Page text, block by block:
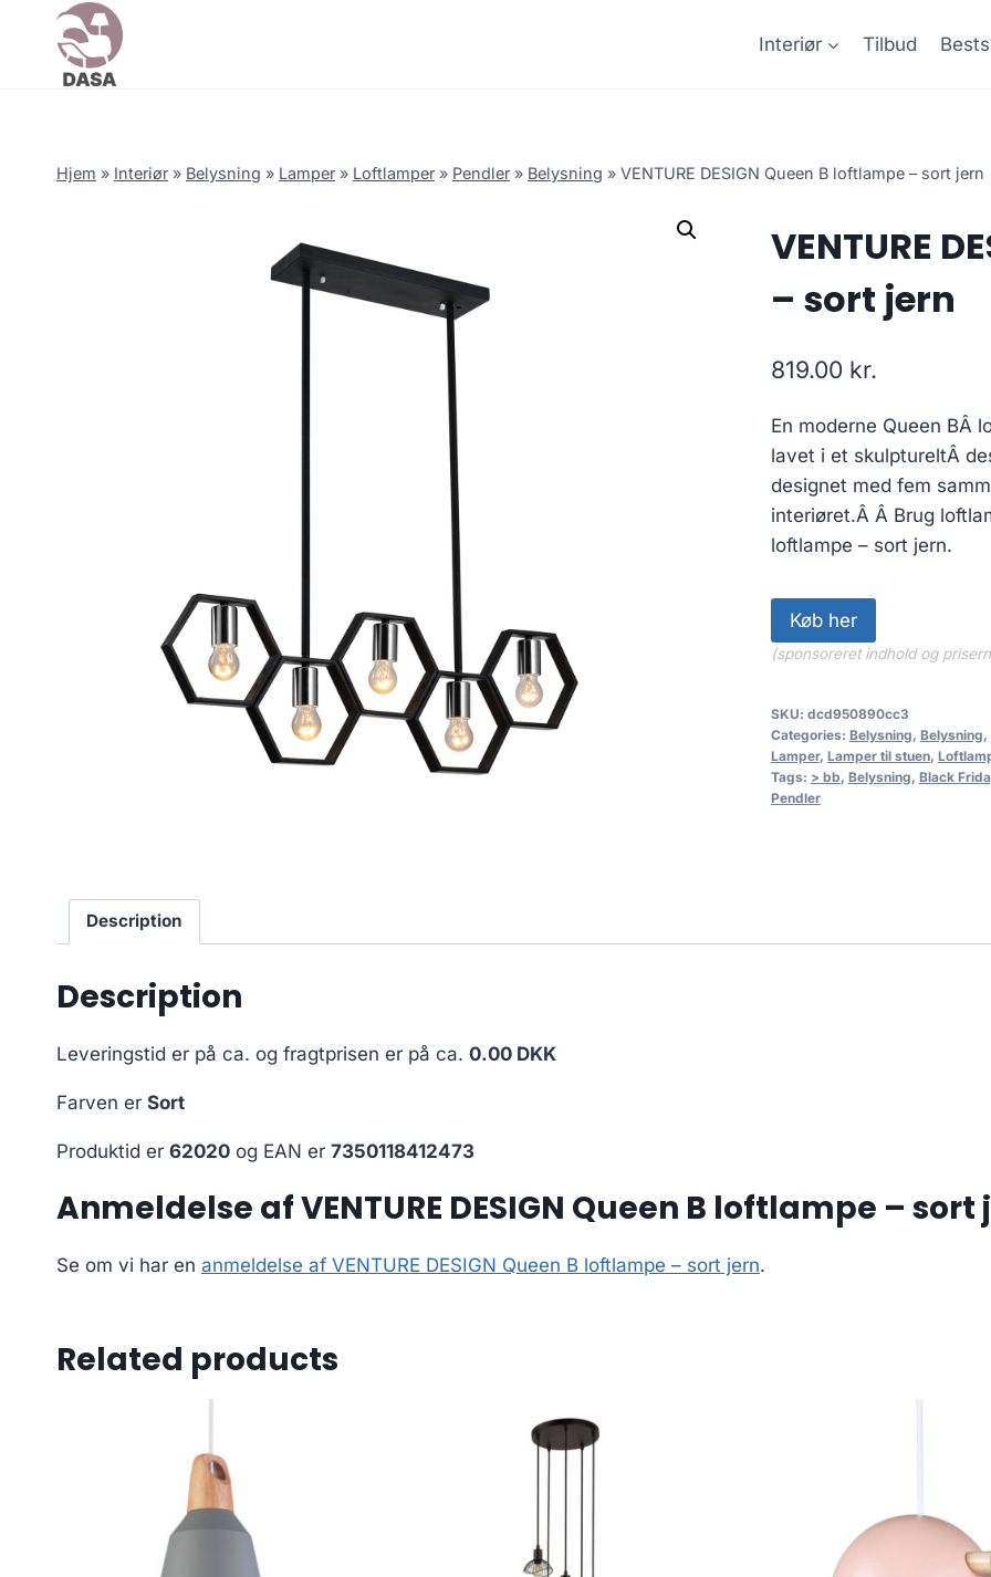
content
Interiør Tilbud
Hjem » Interiør » Belysning » Lamper » Loftlamper » Pendler » Belysning » VENTURE DESIGN Queen B loftlampe – sort jern
VENTURE
– sort jern
819.00 kr.
En moderne Queen BÂ
lavet i et skulptureltÂ
designet med fem
interiøret.Â Â Brug
loftlampe – sort jern.
Køb her
(sponsoreret indhold og
SKU: dcd950890cc3
Categories: Belysning, Belysning,
Lamper, Lamper til stuen,
Tags: > bb, Belysning, Black
Pendler
Description
Description
Leveringstid er på ca. og fragtprisen er på ca. 0.00 DKK
Farven er Sort
Produktid er 62020 og EAN er 7350118412473
Anmeldelse af VENTURE DESIGN Queen B loftlampe – sort
Se om vi har en anmeldelse af VENTURE DESIGN Queen B loftlampe – sort jern.
Related products